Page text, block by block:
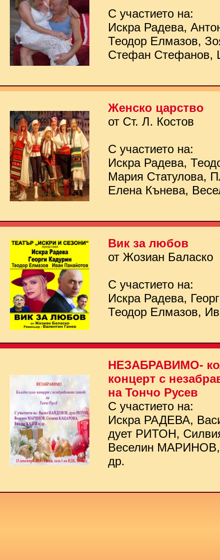
С участието на:
Искра Радева,
Теодор Елмазов,
Стефан Стефанов,
Женско царство
от Ст. Л. Костов
С участието на:
Искра Радева,
Мария Статулова,
Елена Кънева,
Вик за любов
от Жозиан Баласко
С участието на:
Искра Радева,
Теодор Елмазов,
НЕЗАБРАВИМО-
концерт с
на Тончо Русев
С участието на:
Искра РАДЕВА,
дует РИТОН,
Веселин
др.